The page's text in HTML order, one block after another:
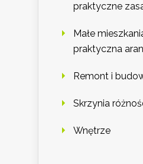
praktyczne
Małe
praktyczna
Remont i
Skrzynia
Wnętrze